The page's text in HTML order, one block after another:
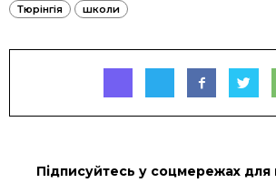
Тюрінгія
школи
Підписуйтесь у соцмережах